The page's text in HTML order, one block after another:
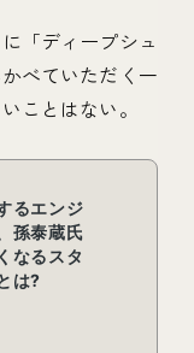
「ディープシュ
べていただく一
ことはない。